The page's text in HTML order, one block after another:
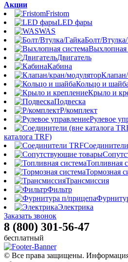
Акции
Fristom
LED фары
WAS
Болт/
Выхлопная
Двигатель
Кабина
Кольцо и
Крыло и
Подвеска
Р/комплект
Рулевое
каталога TRF)
Топливная
Тормозная
Трансмиссия
Фильтр
Электрика
Заказать звонок
8 (800) 301-56-47
бесплатный
© Все права защищены.